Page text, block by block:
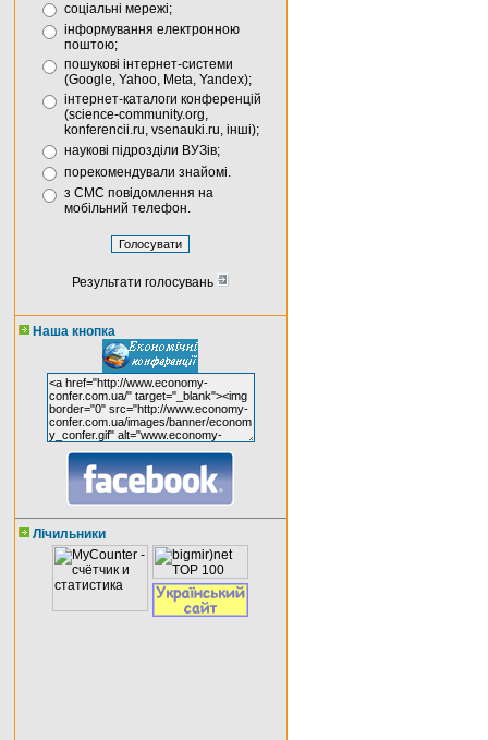
соціальні мережі;
інформування електронною
поштою;
пошукові інтернет-системи
(Google, Yahoo, Meta, Yandex);
інтернет-каталоги конференцій
(science-community.org,
konferencii.ru, vsenauki.ru, інші);
наукові підрозділи ВУЗів;
порекомендували знайомі.
з СМС повідомлення на
мобільний телефон.
Результати голосувань
Наша кнопка
Лічильники